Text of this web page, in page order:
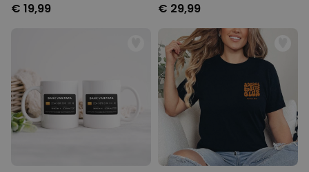
€ 19,99 € 29,99